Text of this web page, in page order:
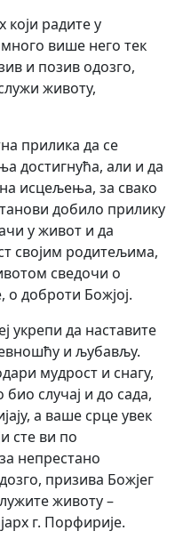
који радите у
много више него тек
и позив одозго,
животу,
прилика да се
достигнућа, али и да
исцељења, за свако
добило прилику
у живот и да
својим родитељима,
сведочи о
о доброти Божјој.
укрепи да наставите
и љубављу.
мудрост и снагу,
случај и до сада,
а ваше срце увек
сте ви по
непрестано
призива Божјег
животу –
г. Порфирије.